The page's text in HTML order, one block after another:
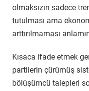
olmaksızın sadece
tutulması ama
arttırılmaması
Kısaca ifade etmek
partilerin çürümüş
bölüşümcü talepleri